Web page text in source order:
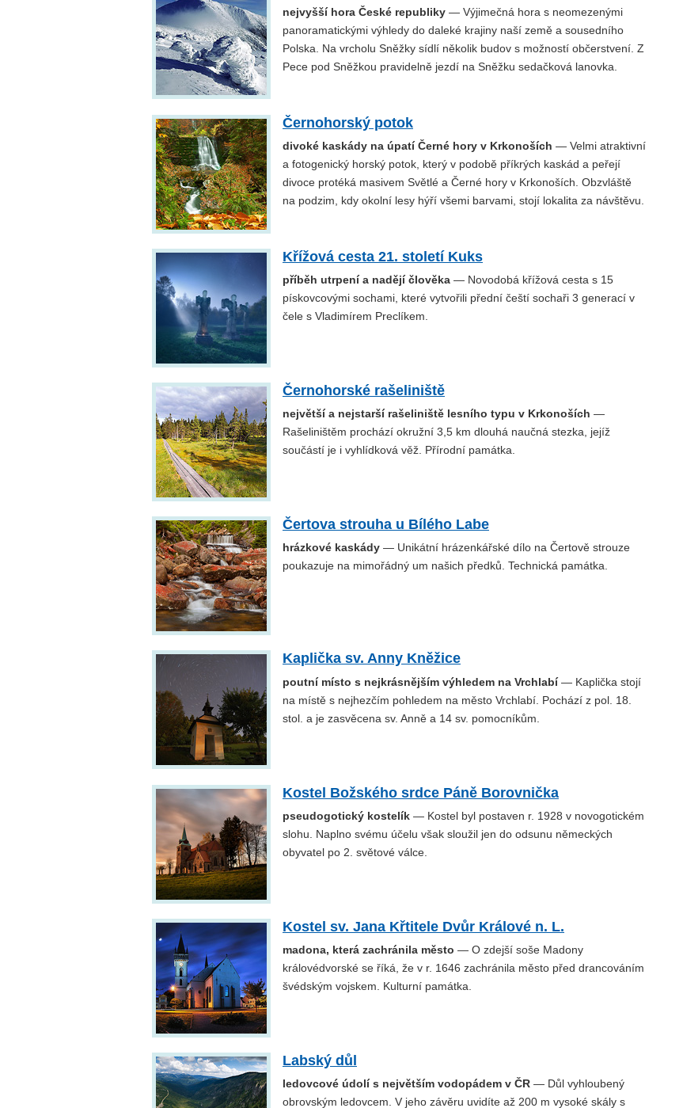
nejvyšší hora České republiky — Výjimečná hora s neomezenými
panoramatickými výhledy do daleké krajiny naší země a sousedního
Polska. Na vrcholu Sněžky sídlí několik budov s možností občerstvení. Z
Pece pod Sněžkou pravidelně jezdí na Sněžku sedačková lanovka.
Černohorský potok
divoké kaskády na úpatí Černé hory v Krkonoších — Velmi atraktivní
a fotogenický horský potok, který v podobě příkrých kaskád a peřejí
divoce protéká masivem Světlé a Černé hory v Krkonoších. Obzvláště
na podzim, kdy okolní lesy hýří všemi barvami, stojí lokalita za návštěvu.
Křížová cesta 21. století Kuks
příběh utrpení a nadějí člověka — Novodobá křížová cesta s 15
pískovcovými sochami, které vytvořili přední čeští sochaři 3 generací v
čele s Vladimírem Preclíkem.
Černohorské rašeliniště
největší a nejstarší rašeliniště lesního typu v Krkonoších —
Rašeliništěm prochází okružní 3,5 km dlouhá naučná stezka, jejíž
součástí je i vyhlídková věž. Přírodní památka.
Čertova strouha u Bílého Labe
hrázkové kaskády — Unikátní hrázenkářské dílo na Čertově strouze
poukazuje na mimořádný um našich předků. Technická památka.
Kaplička sv. Anny Kněžice
poutní místo s nejkrásnějším výhledem na Vrchlabí— Kaplička stojí
na místě s nejhezčím pohledem na město Vrchlabí. Pochází z pol. 18.
stol. a je zasvěcena sv. Anně a 14 sv. pomocníkům.
Kostel Božského srdce Páně Borovnička
pseudogotický kostelík — Kostel byl postaven r. 1928 v novogotickém
slohu. Naplno svému účelu však sloužil jen do odsunu německých
obyvatel po 2. světové válce.
Kostel sv. Jana Křtitele Dvůr Králové n. L.
madona, která zachránila město — O zdejší soše Madony
královédvorské se říká, že v r. 1646 zachránila město před drancováním
švédským vojskem. Kulturní památka.
Labský důl
ledovcové údolí s největším vodopádem v ČR — Důl vyhloubený
obrovským ledovcem. V jeho závěru uvidíte až 200 m vysoké skály s